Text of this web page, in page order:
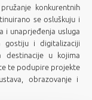
konkurentnih
se osluškuju i
i unaprjeđenja usluga
gostiju i digitalizaciji
destinacije u kojima
te podupire projekte
obrazovanje i